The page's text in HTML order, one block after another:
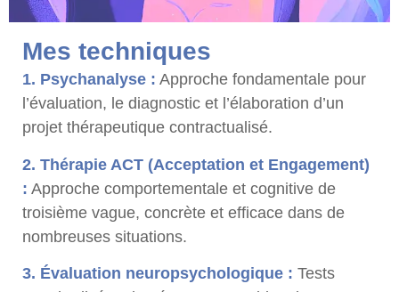
Mes techniques
1. Psychanalyse : Approche fondamentale pour
l’évaluation, le diagnostic et l’élaboration d’un
projet thérapeutique contractualisé.
2. Thérapie ACT (Acceptation et Engagement)
: Approche comportementale et cognitive de
troisième vague, concrète et efficace dans de
nombreuses situations.
3. Évaluation neuropsychologique : Tests